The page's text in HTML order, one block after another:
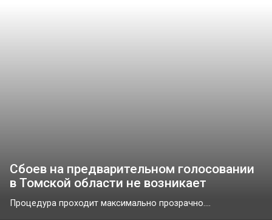
Сбоев на предварительном голосовании
в Томской области не возникает
Процедура проходит максимально прозрачно....